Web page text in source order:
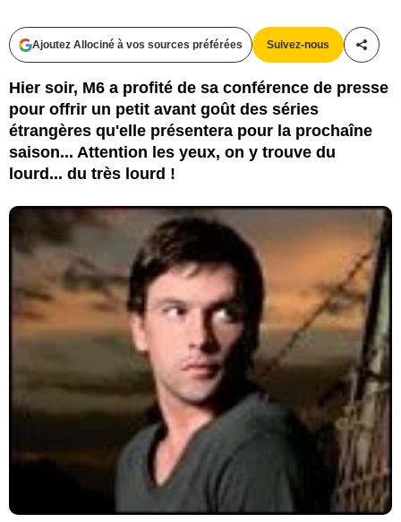
Ajoutez Allociné à vos sources préférées Suivez-nous
Hier soir, M6 a profité de sa conférence de presse
pour offrir un petit avant goût des séries
étrangères qu'elle présentera pour la prochaîne
saison... Attention les yeux, on y trouve du
lourd... du très lourd !